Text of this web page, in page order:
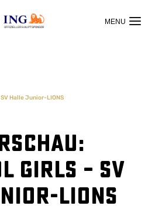
OFFIZIELLER HAUPTSPONSOR
Halle Junior-LIONS
Girls – SV
LIONS